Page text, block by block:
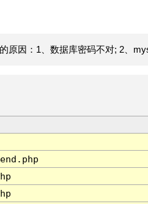
原因：1、数据库密码不对; 2、